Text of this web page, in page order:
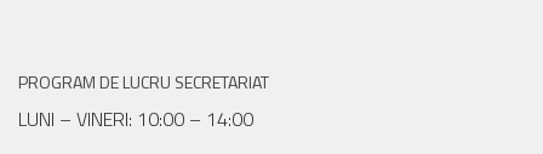
PROGRAM DE LUCRU SECRETARIAT
LUNI – VINERI: 10:00 – 14:00